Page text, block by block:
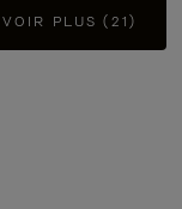
VOIR PLUS (21)